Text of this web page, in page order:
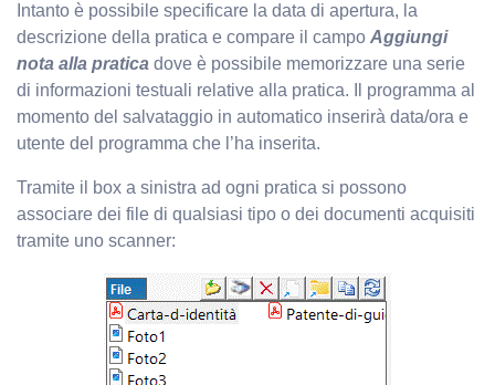
Intanto è possibile specificare la data di apertura, la
descrizione della pratica e compare il campo Aggiungi
nota alla pratica dove è possibile memorizzare una serie
di informazioni testuali relative alla pratica. Il programma al
momento del salvataggio in automatico inserirà data/ora e
utente del programma che l’ha inserita.
Tramite il box a sinistra ad ogni pratica si possono
associare dei file di qualsiasi tipo o dei documenti acquisiti
tramite uno scanner: